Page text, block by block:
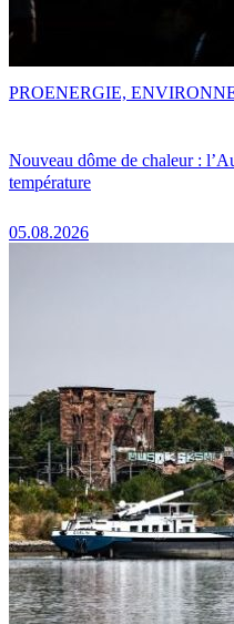
Nouveau dôme de chaleur :
température
05.08.2026
PROENERGIE,